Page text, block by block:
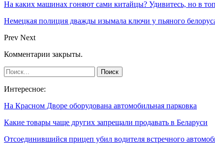
На каких машинах гоняют сами китайцы? Удивитесь, но в
Немецкая полиция дважды изымала ключи у пьяного
Prev Next
Комментарии закрыты.
Интересное:
На Красном Дворе оборудована автомобильная парковка
Какие товары чаще других запрещали продавать в Беларуси
Отсоединившийся прицеп убил водителя встречного